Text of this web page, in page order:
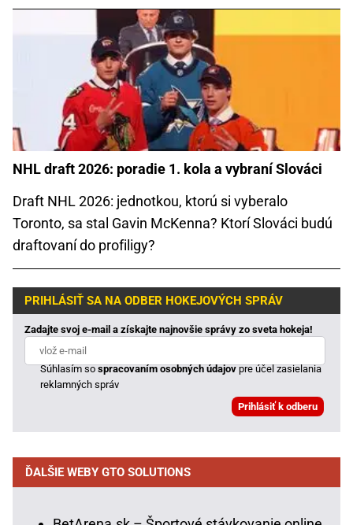
NHL draft 2026: poradie 1. kola a vybraní Slováci
Draft NHL 2026: jednotkou, ktorú si vyberalo
Toronto, sa stal Gavin McKenna? Ktorí Slováci budú
draftovaní do profiligy?
PRIHLÁSIŤ SA NA ODBER HOKEJOVÝCH SPRÁV
Zadajte svoj e-mail a získajte najnovšie správy zo sveta hokeja!
Súhlasím sospracovaním osobných údajovpre účel zasielania
reklamných správ
ĎALŠIE WEBY GTO SOLUTIONS